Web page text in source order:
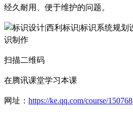
经久耐用、便于维护的问题。
扫描二维码
在腾讯课堂学习本课
网址： https://ke.qq.com/course/150768